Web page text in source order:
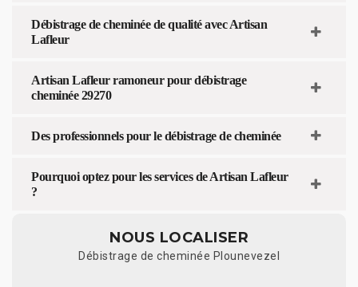
Débistrage de cheminée de qualité avec Artisan
Lafleur
Artisan Lafleur ramoneur pour débistrage
cheminée 29270
Des professionnels pour le débistrage de cheminée
Pourquoi optez pour les services de Artisan Lafleur
?
NOUS LOCALISER
Débistrage de cheminée Plounevezel